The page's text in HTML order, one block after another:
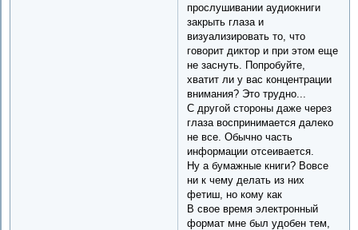
прослушивании аудиокниги
закрыть глаза и
визуализировать то, что
говорит диктор и при этом еще
не заснуть. Попробуйте,
хватит ли у вас концентрации
внимания? Это трудно...
С другой стороны даже через
глаза воспринимается далеко
не все. Обычно часть
информации отсеивается.
Ну а бумажные книги? Вовсе
ни к чему делать из них
фетиш, но кому как
В свое время электронный
формат мне был удобен тем,